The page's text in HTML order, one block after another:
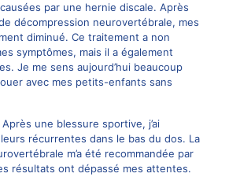
par une hernie discale. Après
décompression neurovertébrale, mes
diminué. Ce traitement a non
symptômes, mais il a également
Je me sens aujourd’hui beaucoup
avec mes petits-enfants sans
une blessure sportive, j’ai
récurrentes dans le bas du dos. La
m’a été recommandée par
résultats ont dépassé mes attentes.